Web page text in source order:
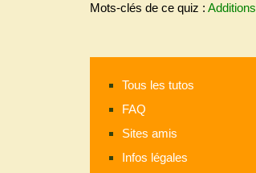
Mots-clés de ce quiz : Additions
Tous les tutos
FAQ
Sites amis
Infos légales